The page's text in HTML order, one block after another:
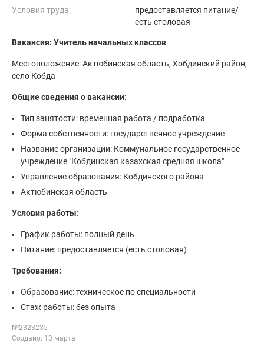
Условия труда:
предоставляется питание/
есть столовая
Вакансия: Учитель начальных классов
Местоположение: Актюбинская область, Хобдинский район,
село Кобда
Общие сведения о вакансии:
Тип занятости: временная работа / подработка
Форма собственности: государственное учреждение
Название организации: Коммунальное государственное
учреждение "Кобдинская казахская средняя школа"
Управление образования: Кобдинского района
Актюбинская область
Условия работы:
График работы: полный день
Питание: предоставляется (есть столовая)
Требования:
Образование: техническое по специальности
Стаж работы: без опыта
№2323235
Создано: 13 марта